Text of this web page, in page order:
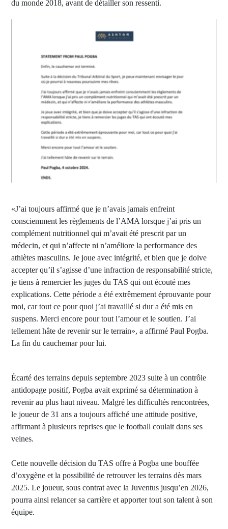
du monde 2018, avant de détailler son ressenti.
«J’ai toujours affirmé que je n’avais jamais enfreint
consciemment les règlements de l’AMA lorsque j’ai pris un
complément nutritionnel qui m’avait été prescrit par un
médecin, et qui n’affecte ni n’améliore la performance des
athlètes masculins. Je joue avec intégrité, et bien que je doive
accepter qu’il s’agisse d’une infraction de responsabilité stricte,
je tiens à remercier les juges du TAS qui ont écouté mes
explications. Cette période a été extrêmement éprouvante pour
moi, car tout ce pour quoi j’ai travaillé si dur a été mis en
suspens. Merci encore pour tout l’amour et le soutien. J’ai
tellement hâte de revenir sur le terrain», a affirmé Paul Pogba.
La fin du cauchemar pour lui.
Écarté des terrains depuis septembre 2023 suite à un contrôle
antidopage positif, Pogba avait exprimé sa détermination à
revenir au plus haut niveau. Malgré les difficultés rencontrées,
le joueur de 31 ans a toujours affiché une attitude positive,
affirmant à plusieurs reprises que le football coulait dans ses
veines.
Cette nouvelle décision du TAS offre à Pogba une bouffée
d’oxygène et la possibilité de retrouver les terrains dès mars
2025. Le joueur, sous contrat avec la Juventus jusqu’en 2026,
pourra ainsi relancer sa carrière et apporter tout son talent à son
équipe.